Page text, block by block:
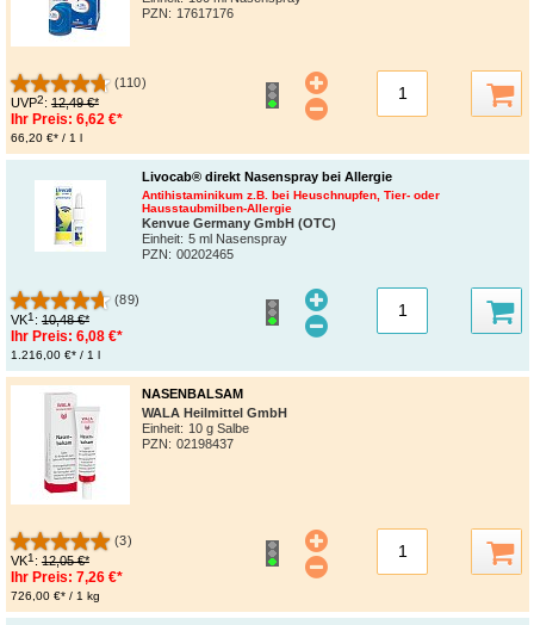
PZN: 17617176
(110)
UVP2: 12,49 €*
Ihr Preis: 6,62 €*
66,20 €* / 1 l
Livocab® direkt Nasenspray bei Allergie
Antihistaminikum z.B. bei Heuschnupfen, Tier- oder
Hausstaubmilben-Allergie
Kenvue Germany GmbH (OTC)
Einheit: 5 ml Nasenspray
PZN: 00202465
(89)
VK1: 10,48 €*
Ihr Preis: 6,08 €*
1.216,00 €* / 1 l
NASENBALSAM
WALA Heilmittel GmbH
Einheit: 10 g Salbe
PZN: 02198437
(3)
VK1: 12,05 €*
Ihr Preis: 7,26 €*
726,00 €* / 1 kg